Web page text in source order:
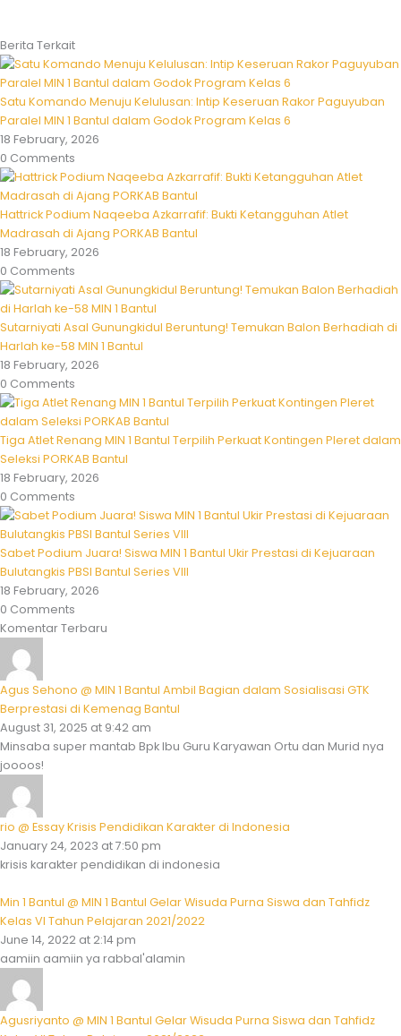
Berita Terkait
Satu Komando Menuju Kelulusan: Intip Keseruan Rakor Paguyuban
Paralel MIN 1 Bantul dalam Godok Program Kelas 6
18 February, 2026
0 Comments
Hattrick Podium Naqeeba Azkarrafif: Bukti Ketangguhan Atlet
Madrasah di Ajang PORKAB Bantul
18 February, 2026
0 Comments
Sutarniyati Asal Gunungkidul Beruntung! Temukan Balon Berhadiah di
Harlah ke-58 MIN 1 Bantul
18 February, 2026
0 Comments
Tiga Atlet Renang MIN 1 Bantul Terpilih Perkuat Kontingen Pleret dalam
Seleksi PORKAB Bantul
18 February, 2026
0 Comments
Sabet Podium Juara! Siswa MIN 1 Bantul Ukir Prestasi di Kejuaraan
Bulutangkis PBSI Bantul Series VIII
18 February, 2026
0 Comments
Komentar Terbaru
Agus Sehono @ MIN 1 Bantul Ambil Bagian dalam Sosialisasi GTK
Berprestasi di Kemenag Bantul
August 31, 2025 at 9:42 am
Minsaba super mantab Bpk Ibu Guru Karyawan Ortu dan Murid nya
joooos!
rio @ Essay Krisis Pendidikan Karakter di Indonesia
January 24, 2023 at 7:50 pm
krisis karakter pendidikan di indonesia
Min 1 Bantul @ MIN 1 Bantul Gelar Wisuda Purna Siswa dan Tahfidz
Kelas VI Tahun Pelajaran 2021/2022
June 14, 2022 at 2:14 pm
aamiin aamiin ya rabbal'alamin
Agusriyanto @ MIN 1 Bantul Gelar Wisuda Purna Siswa dan Tahfidz